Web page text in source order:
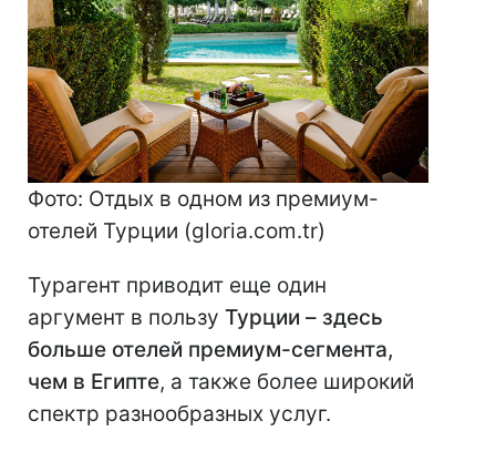
Фото: Отдых в одном из премиум-
отелей Турции (gloria.com.tr)
Турагент приводит еще один
аргумент в пользу Турции – здесь
больше отелей премиум-сегмента,
чем в Египте, а также более широкий
спектр разнообразных услуг.